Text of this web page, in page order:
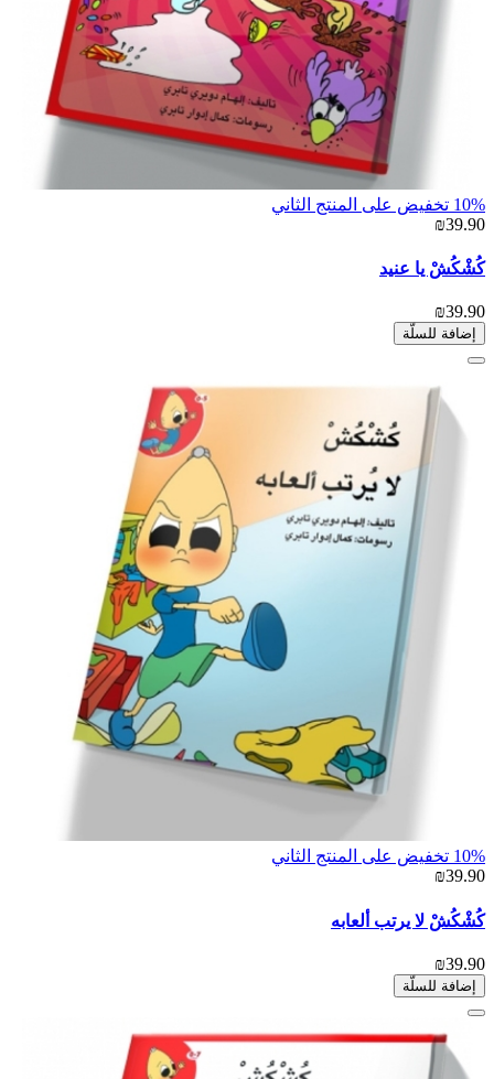
10% تخفيض على المنتج الثاني
₪39.90
كُشْكُشْ يا عنيد
₪39.90
إضافة للسلّة
10% تخفيض على المنتج الثاني
₪39.90
كُشْكُشْ لا يرتب ألعابه
₪39.90
إضافة للسلّة